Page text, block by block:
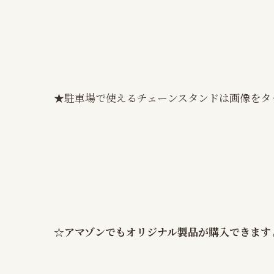
★駐車場で使えるチェーンスタンドは画像をタ
☆アマゾンでもオリジナル製品が購入できます